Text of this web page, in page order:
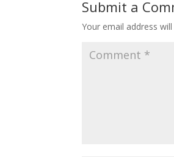
Submit a
Your email address